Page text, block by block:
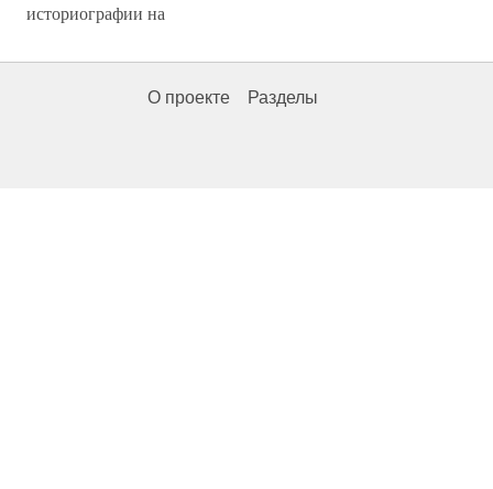
историографии на
О проекте Разделы